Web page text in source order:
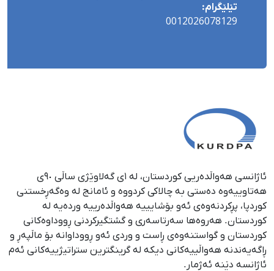
تێلێگرام:
0012026078129
ئاژانسی هەواڵدەریی کوردستان، لە ١ی گەلاوێژی ساڵی ٩٠ی
هەتاوییەوە دەستی بە چالاکی کردووە و ئامانج لە وەگەڕخستنی
كوردپا، پڕكردنەوەی ئەو بۆشایییە هەواڵدەرییە وردەیە لە
كوردستان. هەروەها سەرتاسەری و گشتگیركردنی ڕووداوەكانی
كوردستان و گواستنەوەی ڕاست و وردی ئەو ڕووداوانە بۆ ماڵپەڕ و
ڕاگەیەندنە هەواڵییەكانی دیكە لە گرینگترین ستراتیژییەكانی ئەم
ئاژانسە دێنە ئەژمار.